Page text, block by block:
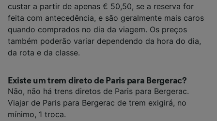
custar a partir de apenas € 50,50, se a reserva for
feita com antecedência, e são geralmente mais caros
quando comprados no dia da viagem. Os preços
também poderão variar dependendo da hora do dia,
da rota e da classe.
Existe um trem direto de Paris para Bergerac?
Não, não há trens diretos de Paris para Bergerac.
Viajar de Paris para Bergerac de trem exigirá, no
mínimo, 1 troca.